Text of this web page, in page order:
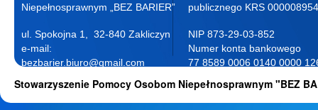
Niepełnosprawnym „BEZ BARIER”
ul. Spokojna 1, 32-840 Zakliczyn
e-mail:
bezbarier.biuro@gmail.com
publicznego KRS
NIP 873-29-03-852
Numer konta bankowego
77 8589 0006 0140 0000
Stowarzyszenie Pomocy Osobom Niepełnosprawnym "BEZ